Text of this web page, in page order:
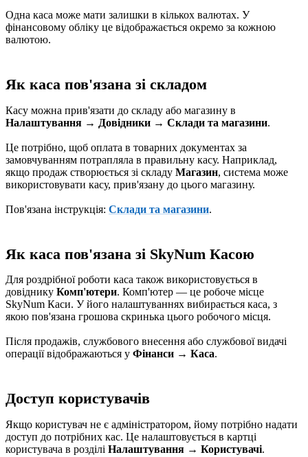
Одна каса може мати залишки в кількох валютах. У
фінансовому обліку це відображається окремо за кожною
валютою.
Як каса пов'язана зі складом
Касу можна прив'язати до складу або магазину в
Налаштування → Довідники → Склади та магазини.
Це потрібно, щоб оплата в товарних документах за
замовчуванням потрапляла в правильну касу. Наприклад,
якщо продаж створюється зі складу Магазин, система може
використовувати касу, прив'язану до цього магазину.
Пов'язана інструкція: Склади та магазини.
Як каса пов'язана зі SkyNum Касою
Для роздрібної роботи каса також використовується в
довіднику Комп'ютери. Комп'ютер — це робоче місце
SkyNum Каси. У його налаштуваннях вибирається каса, з
якою пов'язана грошова скринька цього робочого місця.
Після продажів, службового внесення або службової видачі
операції відображаються у Фінанси → Каса.
Доступ користувачів
Якщо користувач не є адміністратором, йому потрібно надати
доступ до потрібних кас. Це налаштовується в картці
користувача в розділі Налаштування → Користувачі.